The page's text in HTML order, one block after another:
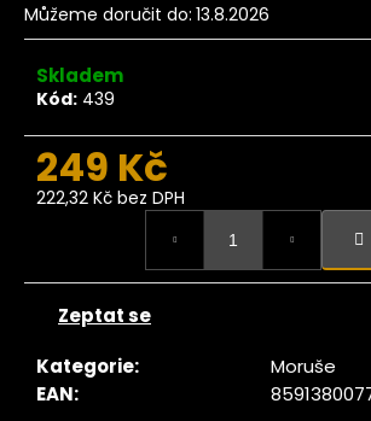
Můžeme doručit do: 13.8.2026
Skladem
Kód: 439
249 Kč
222,32 Kč bez DPH
Kategorie:
Moruše
EAN:
Zeptat se
o
r
u
č
u
e
m